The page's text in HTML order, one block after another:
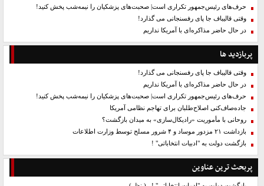
حرف‌های رئیس‌جمهور تکراری است| صحبت‌های پزشکیان را نیمه‌شب پخش کنید!
وقتی قالیباف جا پای رفسنجانی می گذارد!
در حال حاضر مذاکره‌ای با آمریکا نداریم
پربازدید ها
وقتی قالیباف جا پای رفسنجانی می گذارد!
در حال حاضر مذاکره‌ای با آمریکا نداریم
حرف‌های رئیس‌جمهور تکراری است| صحبت‌های پزشکیان را نیمه‌شب پخش کنید!
جاده‌صاف‌کنی اصلاح‌طلبان برای تهاجم نظامی آمریکا
روحانی با مأموریت «رادیکال‌سازی» به میدان بازگشت؟
بازداشت ۲۱ مزدور موساد و ۴ شرور مسلح توسط وزارت اطلاعات
بازگشت دولت به "ادبیات انتخاباتی" !
پربحث ترین عناوین